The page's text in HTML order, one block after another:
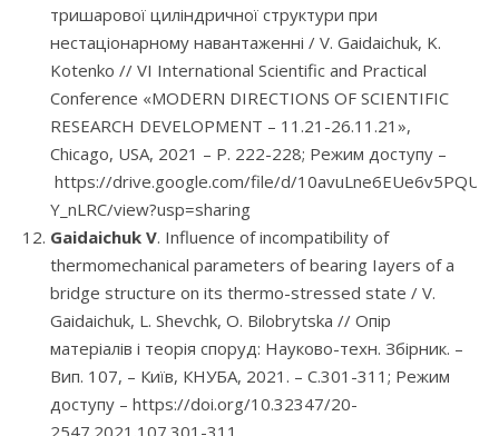
тришарової циліндричної структури при
нестаціонарному навантаженні / V. Gaidaichuk, K.
Kotenko // VI International Scientific and Practical
Conference «MODERN DIRECTIONS OF SCIENTIFIC
RESEARCH DEVELOPMENT – 11.21-26.11.21»,
Chicago, USA, 2021 – P. 222-228; Режим доступу –
https://drive.google.com/file/d/
Y_nLRC/view?usp=sharing
Gaidaichuk V. Influence of incompatibility of
thermomechanical parameters of bearing Iayers of а
bridge structure on its thermo-stressed state / V.
Gaidaichuk, L. Shevchk, O. Bilobrytska // Опір
матеріалів і теорія споруд: Науково-техн. Збірник. –
Вип. 107, – Київ, КНУБА, 2021. – C.301-311; Режим
доступу – https://doi.org/10.32347/20-